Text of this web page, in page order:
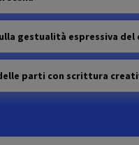
gestualità espressiva
parti con scrittura